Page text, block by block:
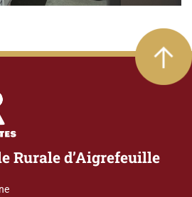
Rurale d’Aigrefeuille